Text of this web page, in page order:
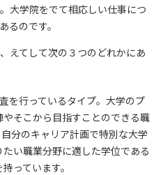
大学院をでて相応しい仕事につ
るのです。
えてして次の３つのどれかにあ
を行っているタイプ。大学のプ
そこから目指すことのできる職
分のキャリア計画で特別な大学
い職業分野に適した学位である
っています。